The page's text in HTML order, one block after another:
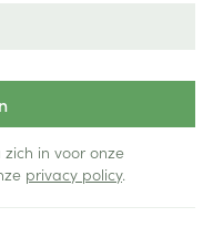
zich in voor onze
privacy policy.